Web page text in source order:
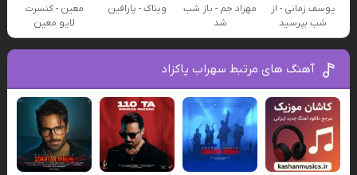
یوسف زمانی - از
شب بپرسید
مهراد جم - باز شب
شد
ویناک - پارافین
معین - کنسرت
لایو معین
آهنگ های مرتبط سهراب پاکزاد